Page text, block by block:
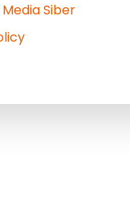
Siber